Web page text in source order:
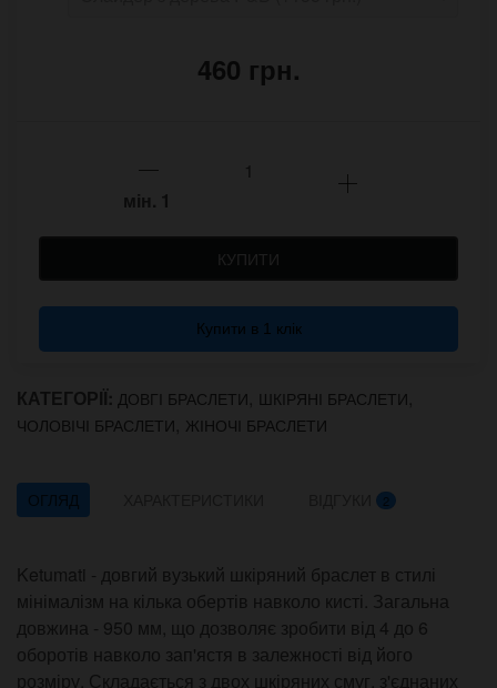
460 грн.
мін. 1
КУПИТИ
Купити в 1 клік
КАТЕГОРІЇ: ДОВГІ БРАСЛЕТИ, ШКІРЯНІ БРАСЛЕТИ,
ЧОЛОВІЧІ БРАСЛЕТИ, ЖІНОЧІ БРАСЛЕТИ
ОГЛЯД 2
Ketumati - довгий вузький шкіряний браслет в стилі
мінімалізм на кілька обертів навколо кисті. Загальна
довжина - 950 мм, що дозволяє зробити від 4 до 6
оборотів навколо зап'ястя в залежності від його
розміру. Складається з двох шкіряних смуг, з'єднаних